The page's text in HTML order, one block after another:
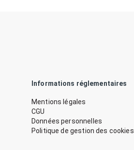
Informations réglementaires
Mentions légales
CGU
Données personnelles
Politique de gestion des cookies